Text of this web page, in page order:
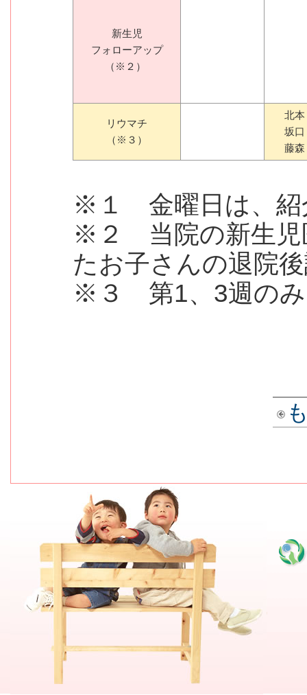
新生児
フォローアップ
（※２）
リウマチ
（※３）
北本
坂口
藤森
※１ 金曜日は、紹
※２ 当院の新生児
たお子さんの退院
※３ 第1、3週の